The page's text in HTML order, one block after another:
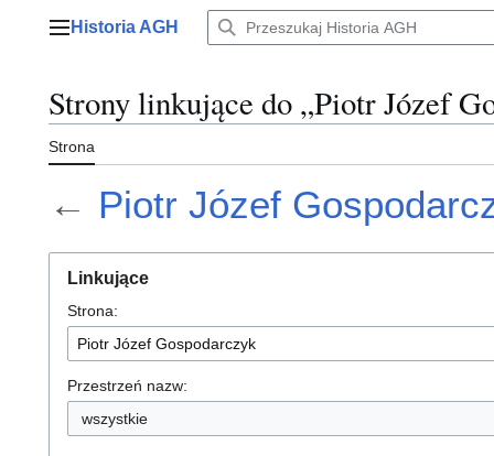
Menu główne
Historia AGH
Strony linkujące do „Piotr Józef
Strona
← Piotr Józef
Linkujące
Strona:
Przestrzeń nazw:
wszystkie